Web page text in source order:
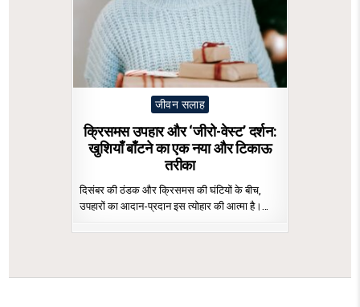
Posted
जीवन सलाह
क्रिसमस उपहार और ‘जीरो-वेस्ट’ दर्शन:
खुशियाँ बाँटने का एक नया और टिकाऊ
तरीका
दिसंबर की ठंडक और क्रिसमस की घंटियों के बीच,
उपहारों का आदान-प्रदान इस त्योहार की आत्मा है।…